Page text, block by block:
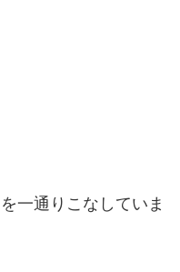
一通りこなしていま